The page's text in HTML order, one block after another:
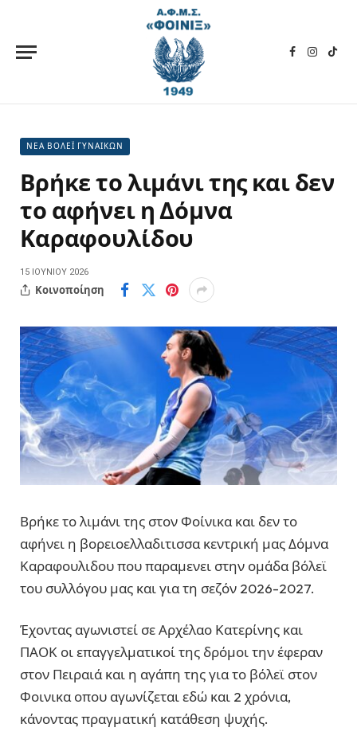
Facebook
ΝΕΑ ΒΟΛΕΪ ΓΥΝΑΙΚΩΝ
Βρήκε το λιμάνι της και δεν
το αφήνει η Δόμνα
Καραφουλίδου
15 ΙΟΥΝΊΟΥ 2026
Κοινοποίηση
Βρήκε το λιμάνι της στον Φοίνικα και δεν το
αφήνει η βορειοελλαδιτισσα κεντρική μας Δόμνα
Καραφουλιδου που παραμενει στην ομάδα βόλεϊ
του συλλόγου μας και για τη σεζόν 2026-2027.
Έχοντας αγωνιστεί σε Αρχέλαο Κατερίνης και
ΠΑΟΚ οι επαγγελματικοί της δρόμοι την έφεραν
στον Πειραιά και η αγάπη της για το βόλεϊ στον
Φοινικα οπου αγωνίζεται εδώ και 2 χρόνια,
κάνοντας πραγματική κατάθεση ψυχής.